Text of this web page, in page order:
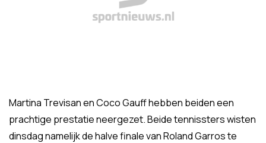
Martina Trevisan en Coco Gauff hebben beiden een
prachtige prestatie neergezet. Beide tennissters wisten
dinsdag namelijk de halve finale van Roland Garros te